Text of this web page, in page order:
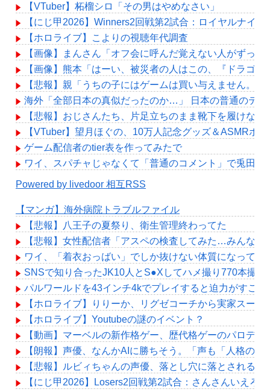
【VTuber】柘榴シロ「その男はやめなさい」
【にじ甲2026】Winners2回戦第2試合：ロイヤルナイ
【ホロライブ】こよりの視聴年代調査
【画像】まんさん「オフ会に呼んだ覚えない人がずっ
【画像】熊本「はーい、被災者の人はこの、『ドラゴ
【悲報】親「うちの子にはゲームは買い与えません。
海外「全部日本の真似だったのか…」 日本の普通のテ
【悲報】おじさんたち、片足立ちのまま靴下を履けなく
【VTuber】望月ほぐの、10万人記念グッズ＆ASMR
ゲーム配信者のtier表を作ってみたで
ワイ、スパチャじゃなくて「普通のコメント」で兎田ぺ
Powered by livedoor 相互RSS
【マンガ】海外病院トラブルファイル
【悲報】八王子の夏祭り、衛生管理終わってた
【悲報】女性配信者「アスペの検査してみた…みんなこ
ワイ、「着衣おっばい」でしか抜けない体質になってし
SNSで知り合ったJK10人とS●Xしてハメ撮り770本撮
パルワールドを43インチ4kでプレイすると迫力がすごい
【ホロライブ】りりーか、リグゼコーチから実家スー
【ホロライブ】Youtubeの謎のイベント？
【動画】マーベルの新作格ゲー、歴代格ゲーのパロデ
【朗報】声優、なんかAIに勝ちそう。「声も「人格の象
【悲報】ルビィちゃんの声優、落とし穴に落とされる・
【にじ甲2026】Losers2回戦第2試合：さんさんいえろ